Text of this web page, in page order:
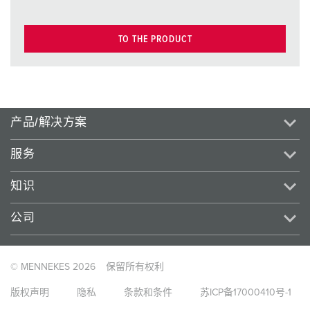
TO THE PRODUCT
产品/解决方案
服务
知识
公司
© MENNEKES 2026 保留所有权利
版权声明 隐私 条款和条件 苏ICP备17000410号-1